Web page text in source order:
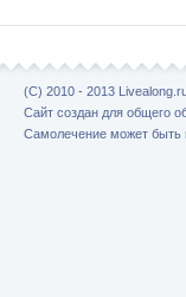
(C) 2010 - 2013
Сайт создан для общего
Самолечение может быть